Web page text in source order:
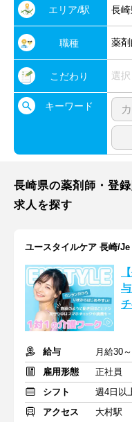
エリア/駅 長崎
職種 薬
こだわり 選
キーワード
長崎県の薬剤師・登
求人を探す
ユースタイルケア 長崎/Je
給与
雇用形態
正社員
シフト
週4日以
アクセス
大村駅